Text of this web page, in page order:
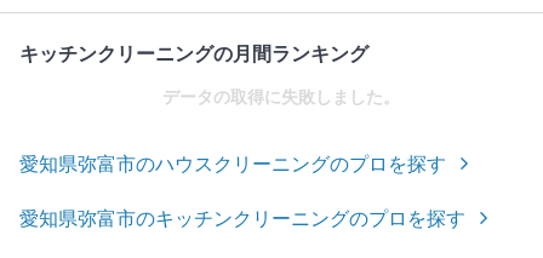
キッチンクリーニングの月間ランキング
データの取得に失敗しました。
愛知県弥富市のハウスクリーニングのプロを探す
愛知県弥富市のキッチンクリーニングのプロを探す